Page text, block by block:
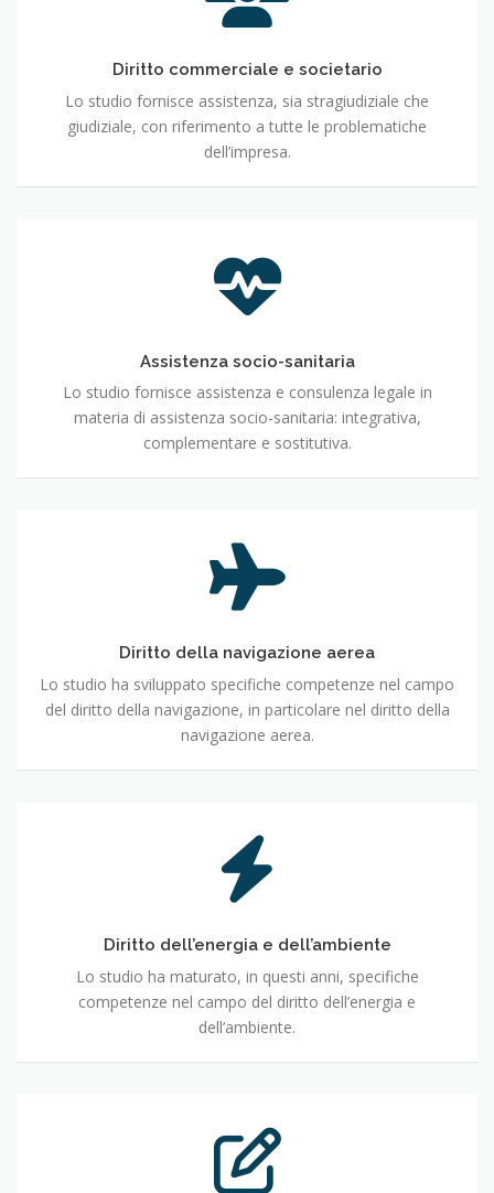
Diritto commerciale e societario
Lo studio fornisce assistenza, sia stragiudiziale che
giudiziale, con riferimento a tutte le problematiche
dell’impresa.
Assistenza socio-sanitaria
Lo studio fornisce assistenza e consulenza legale in
materia di assistenza socio-sanitaria: integrativa,
complementare e sostitutiva.
Diritto della navigazione aerea
Lo studio ha sviluppato specifiche competenze nel campo
del diritto della navigazione, in particolare nel diritto della
navigazione aerea.
Diritto dell’energia e dell’ambiente
Lo studio ha maturato, in questi anni, specifiche
competenze nel campo del diritto dell’energia e
dell’ambiente.